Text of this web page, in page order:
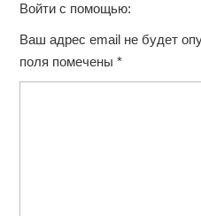
Войти с помощью:
Ваш адрес email не будет
поля помечены *